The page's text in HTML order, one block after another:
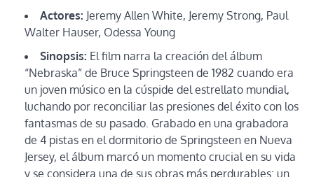
Actores: Jeremy Allen White, Jeremy Strong, Paul
Walter Hauser, Odessa Young
Sinopsis: El film narra la creación del álbum
“Nebraska” de Bruce Springsteen de 1982 cuando era
un joven músico en la cúspide del estrellato mundial,
luchando por reconciliar las presiones del éxito con los
fantasmas de su pasado. Grabado en una grabadora
de 4 pistas en el dormitorio de Springsteen en Nueva
Jersey, el álbum marcó un momento crucial en su vida
y se considera una de sus obras más perdurables: un